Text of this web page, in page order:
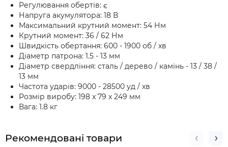
Регулювання обертів: є
Напруга акумулятора: 18 В
Максимальний крутний момент: 54 Нм
Крутний момент: 36 / 62 Нм
Швидкість обертання: 600 - 1900 об / хв
Діаметр патрона: 1.5 - 13 мм
Діаметр свердління: сталь / дерево / камінь - 13 / 38 /
13 мм
Частота ударів: 9000 - 28500 уд / хв
Розмір виробу: 198 x 79 x 249 мм
Вага: 1.8 кг
Рекомендовані товари